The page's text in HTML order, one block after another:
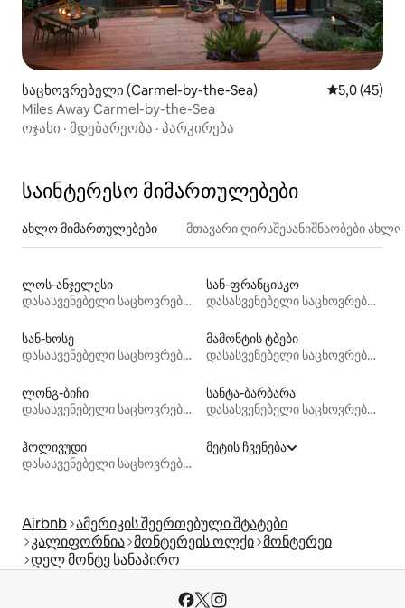
საცხოვრებელი (Carmel-by-the-Sea) საშუალო
5,0 (45)
Miles Away Carmel-by-the-Sea
ოჯახი · მდებარეობა · პარკირება
საინტერესო მიმართულებები
ახლო მიმართულებები მთავარი ღირსშესანიშნაობები
ლოს-ანჯელესი
დასასვენებელი საცხოვრებლები
სან-ფრანცისკო
დასასვენებელი საცხოვრებლები
სან-ხოსე
დასასვენებელი საცხოვრებლები
მამონტის ტბები
დასასვენებელი საცხოვრებლები
ლონგ-ბიჩი
დასასვენებელი საცხოვრებლები
სანტა-ბარბარა
დასასვენებელი საცხოვრებლები
ჰოლივუდი
დასასვენებელი საცხოვრებლები
მეტის ჩვენება
Airbnb ამერიკის შეერთებული შტატები
კალიფორნია მონტერეის ოლქი მონტერეი
დელ მონტე სანაპირო